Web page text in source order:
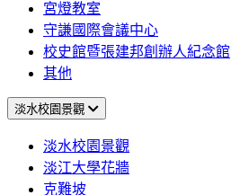
宮燈教室
守謙國際會議中心
校史館暨張建邦創辦人紀念館
其他
淡水校園景觀
淡水校園景觀
淡江大學花牆
克難坡